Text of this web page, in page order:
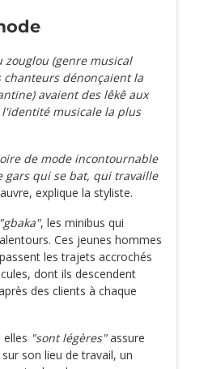
zouglou (genre musical
dénonçaient la
avaient des lêkê aux
musicale la plus
de mode incontournable
qui se bat, qui travaille
explique la styliste.
"gbaka", les minibus qui
Ces jeunes hommes
les trajets accrochés
dont ils descendent
des clients à chaque
elles "sont légères"assure
son lieu de travail, un